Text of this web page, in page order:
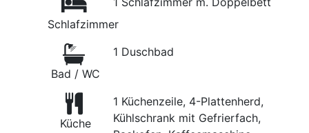
Schlafzimmer
Bad / WC
1 Duschbad
Küche
1 Küchenzeile, 4-Plattenherd,
Kühlschrank mit Gefrierfach,